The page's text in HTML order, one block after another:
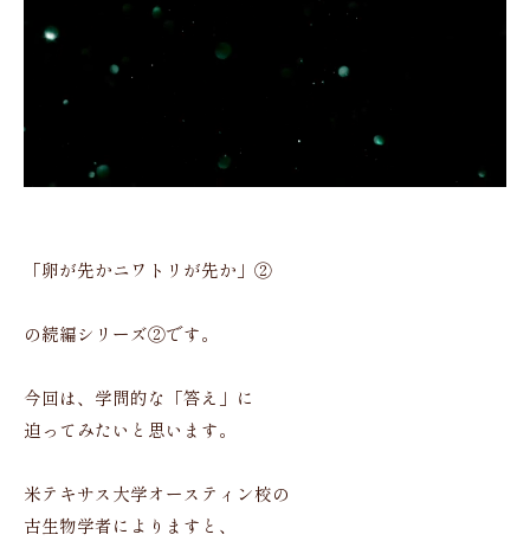
「卵が先かニワトリが先か」②
の続編シリーズ②です。
今回は、学問的な「答え」に
迫ってみたいと思います。
米テキサス大学オースティン校の
古生物学者によりますと、